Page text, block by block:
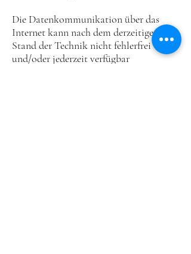
Die Datenkommunikation über das
Internet kann nach dem derzeitigen
Stand der Technik nicht fehlerfrei
und/oder jederzeit verfügbar